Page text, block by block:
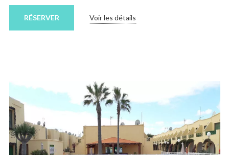
Voir les détails
RÉSERVER